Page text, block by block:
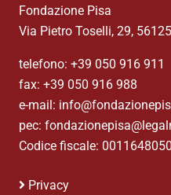
Fondazione Pisa
Via Pietro Toselli, 29,
telefono: +39 050 916 911
fax: +39 050 916 988
e-mail:
pec:
Codice fiscale:
Privacy